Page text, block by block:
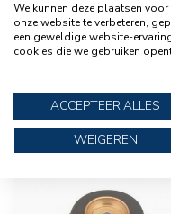
MERCURY
Mercury 9,9
Kortstaart
RECENT BEKEKEN
We kunnen deze plaatsen
onze website te verbeteren,
een geweldige website-
cookies die we gebruiken
ACCEPTEER ALLES
WEIGEREN